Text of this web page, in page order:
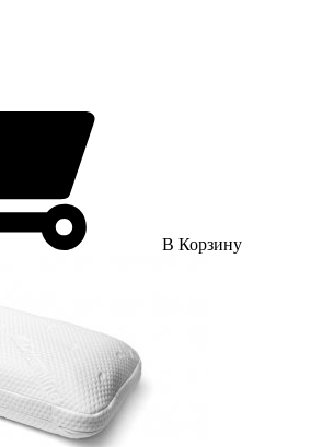
В Корзину